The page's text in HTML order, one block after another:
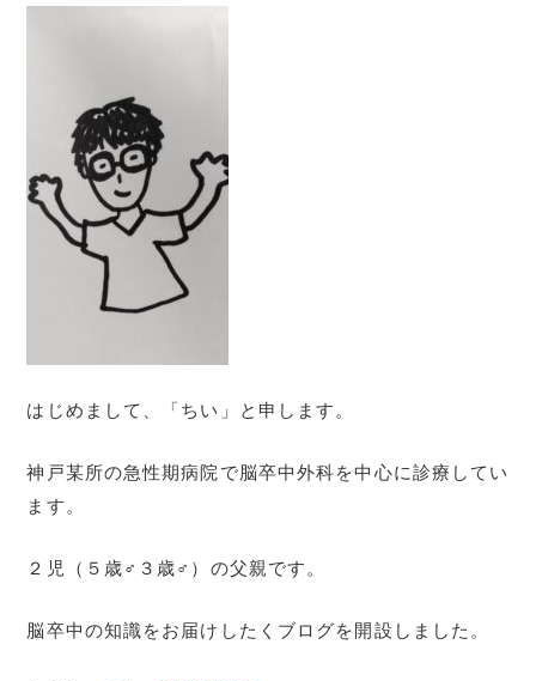
はじめまして、「ちい」と申します。
神戸某所の急性期病院で脳卒中外科を中心に診療してい
ます。
２児（５歳♂３歳♂）の父親です。
脳卒中の知識をお届けしたくブログを開設しました。